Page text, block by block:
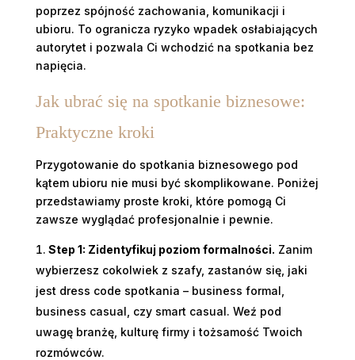
poprzez spójność zachowania, komunikacji i
ubioru. To ogranicza ryzyko wpadek osłabiających
autorytet i pozwala Ci wchodzić na spotkania bez
napięcia.
Jak ubrać się na spotkanie biznesowe:
Praktyczne kroki
Przygotowanie do spotkania biznesowego pod
kątem ubioru nie musi być skomplikowane. Poniżej
przedstawiamy proste kroki, które pomogą Ci
zawsze wyglądać profesjonalnie i pewnie.
Step 1: Zidentyfikuj poziom formalności. Zanim
wybierzesz cokolwiek z szafy, zastanów się, jaki
jest dress code spotkania – business formal,
business casual, czy smart casual. Weź pod
uwagę branżę, kulturę firmy i tożsamość Twoich
rozmówców.